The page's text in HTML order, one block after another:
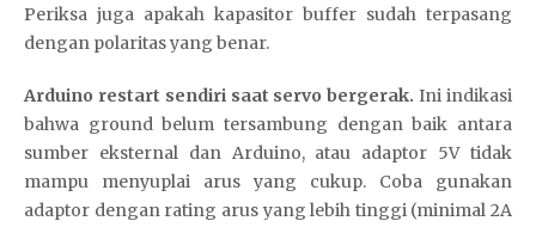
Periksa juga apakah kapasitor buffer sudah terpasang
dengan polaritas yang benar.
Arduino restart sendiri saat servo bergerak. Ini indikasi
bahwa ground belum tersambung dengan baik antara
sumber eksternal dan Arduino, atau adaptor 5V tidak
mampu menyuplai arus yang cukup. Coba gunakan
adaptor dengan rating arus yang lebih tinggi (minimal 2A